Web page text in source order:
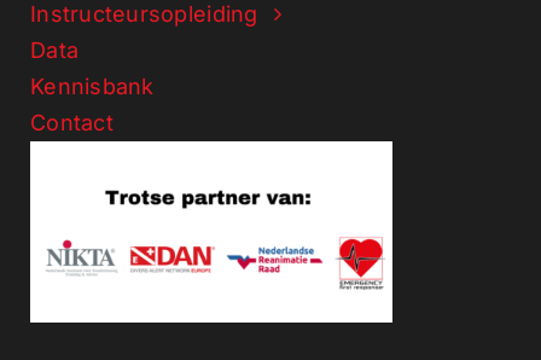
Instructeursopleiding
Data
Kennisbank
Contact